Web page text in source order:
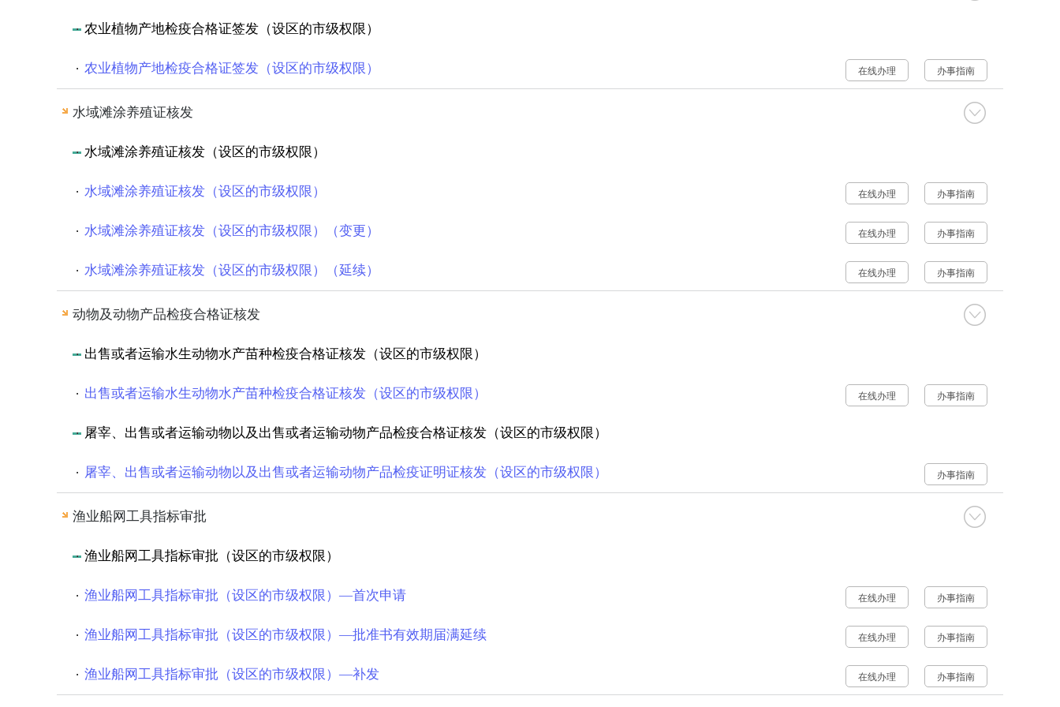
农业植物产地检疫合格证签发（设区的市级权限）
农业植物产地检疫合格证签发（设区的市级权限） 在线办理 办事指南
水域滩涂养殖证核发
水域滩涂养殖证核发（设区的市级权限）
水域滩涂养殖证核发（设区的市级权限） 在线办理 办事指南
水域滩涂养殖证核发（设区的市级权限）（变更） 在线办理 办事指南
水域滩涂养殖证核发（设区的市级权限）（延续） 在线办理 办事指南
动物及动物产品检疫合格证核发
出售或者运输水生动物水产苗种检疫合格证核发（设区的市级权限）
出售或者运输水生动物水产苗种检疫合格证核发（设区的市级权限） 在线办理 办事指南
屠宰、出售或者运输动物以及出售或者运输动物产品检疫合格证核发（设区的市级权限）
屠宰、出售或者运输动物以及出售或者运输动物产品检疫证明证核发（设区的市级权限） 办事指南
渔业船网工具指标审批
渔业船网工具指标审批（设区的市级权限）
渔业船网工具指标审批（设区的市级权限）—首次申请 在线办理 办事指南
渔业船网工具指标审批（设区的市级权限）—批准书有效期届满延续 在线办理 办事指南
渔业船网工具指标审批（设区的市级权限）—补发 在线办理 办事指南